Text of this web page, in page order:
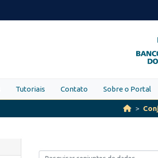
Tutoriais Contato Sobre o Portal